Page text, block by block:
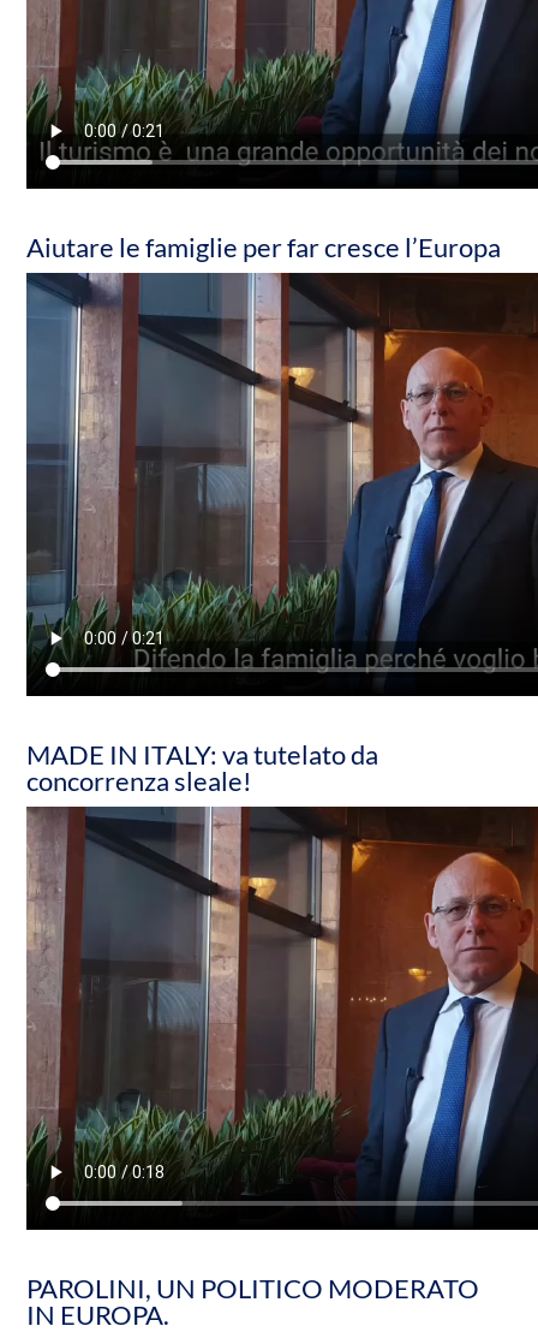
Aiutare le famiglie per far cresce l’Europa
MADE IN ITALY: va tutelato da
concorrenza sleale!
PAROLINI, UN POLITICO MODERATO
IN EUROPA.